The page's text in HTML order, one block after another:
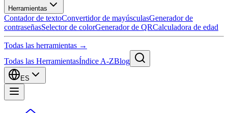
Herramientas
Contador de textoConvertidor de mayúsculasGenerador de
contraseñasSelector de colorGenerador de QRCalculadora de edad
Todas las herramientas →
Todas las HerramientasÍndice A-ZBlog
ES